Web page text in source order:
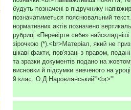
будуть позначені в підручнику
позначатиметься пояснювальний
нормативних актів позначено
рубриці «Перевірте себе»
зірочкою (*).<br>Матеріал, який не
цікаві факти, пов'язані з правом,
та зразки документів подано на
висновки й підсумки вивченого на
9 клас. О.Д.Наровлянський'''<br>'''